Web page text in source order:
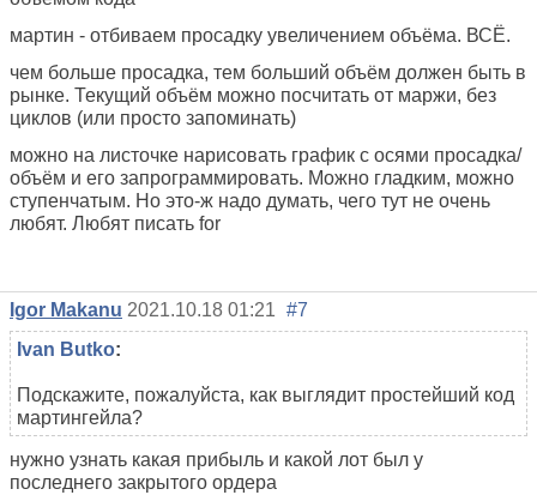
мартин - отбиваем просадку увеличением объёма. ВСЁ.
чем больше просадка, тем больший объём должен быть в
рынке. Текущий объём можно посчитать от маржи, без
циклов (или просто запоминать)
можно на листочке нарисовать график с осями просадка/
объём и его запрограммировать. Можно гладким, можно
ступенчатым. Но это-ж надо думать, чего тут не очень
любят. Любят писать for
Igor Makanu 2021.10.18 01:21 #7
Ivan Butko:
Подскажите, пожалуйста, как выглядит простейший код
мартингейла?
нужно узнать какая прибыль и какой лот был у
последнего закрытого ордера